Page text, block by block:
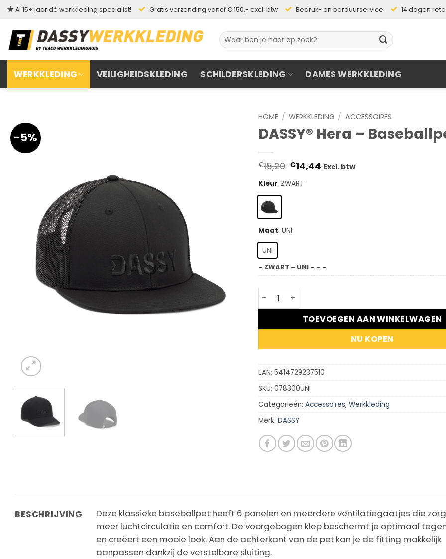
Ga
inhoud
Al 15+ jaar dé werkkleding specialist! Gratis verzending vanaf € 150,- excl. btw Bedruk- en borduurservice 14 dagen
Zoeken
naar:
WERKKLEDING VEILIGHEIDSKLEDING SCHILDERSKLEDING DAMES WERKKLEDING
-5%
HOME / WERKKLEDING / ACCESSOIRES
DASSY® Hera –
€15,20 Oorspronkelijke
prijs
was:
€14,44Huidige
Excl. btw
Kleur: ZWART
Maat: UNI
UNI
– ZWART – UNI – – –
DASSY® Hera - Baseballpet aantal
TOEVOEGEN AAN WINKELWAGEN
NU KOPEN
EAN: 5414729237510
SKU: 078300UNI
Categorieën: Accessoires, Werkkleding
Merk: DASSY
BESCHRIJVING
Deze klassieke baseballpet heeft 6 panelen en meerdere ventilatiegaatjes die
meer luchtcirculatie en comfort. De voorgebogen klep beschermt je optimaal
en creëert een mooie look. Aan de achterkant van de pet kan je de fitting makkelijk
aanpassen dankzij de verstelbare sluiting.